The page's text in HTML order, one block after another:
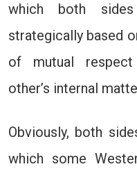
which both
strategically based
of mutual
other’s internal
Obviously, both
which some